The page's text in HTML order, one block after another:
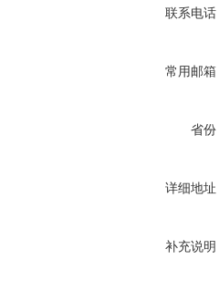
联系电话
常用邮箱
省份
详细地址
补充说明